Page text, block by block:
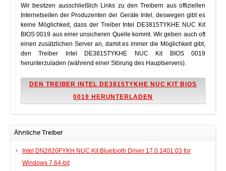
Wir besitzen ausschließlich Links zu den Treibern aus offiziellen
Internetseiten der Produzenten der Geräte Intel, deswegen gibt es
keine Möglichkeit, dass der Treiber Intel DE3815TYKHE NUC Kit
BIOS 0019 aus einer unsicheren Quelle kommt. Wir geben auch oft
einen zusätzlichen Server an, damit es immer die Möglichkeit gibt,
den Treiber Intel DE3815TYKHE NUC Kit BIOS 0019
herunterzuladen (während einer Störung des Hauptservers).
DEN TREIBER INTEL DE3815TYKHE NUC KIT BIOS
0019 HERUNTERLADEN
Ähnliche Treiber
Intel DN2820FYKH NUC Kit Bluetooth Driver 17.0.1401.03 for
Windows 7 64-bit